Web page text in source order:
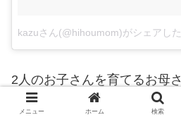
kazuさん(@hihoumom)がシェアし
2人のお子さんを育てるお母
の写真がたくさんのインスタ
メニュー ホーム 検索